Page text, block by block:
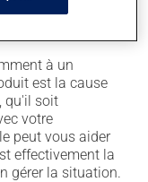
rythme
à un
est la cause
qu'il soit
votre
peut vous aider
effectivement la
gérer la situation.